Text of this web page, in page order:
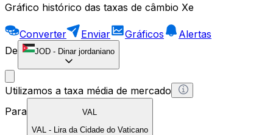
Gráfico histórico das taxas de câmbio Xe
Converter Enviar Gráficos
Alertas
De
JOD - Dinar jordaniano
Utilizamos a taxa média de mercado
Para
VAL
VAL - Lira da Cidade do Vaticano